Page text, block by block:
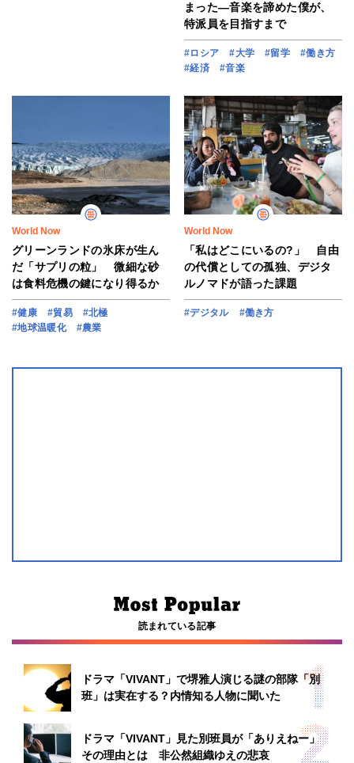
まった―音楽を諦めた僕が、
特派員を目指すまで
#ロシア #大学 #留学
#働き方
#経済
#音楽
World Now
グリーンランドの氷床が生ん
だ「サプリの粒」 微細な砂
は食料危機の鍵になり得るか
#健康 #貿易
#北極
#地球温暖化
#農業
World Now
「私はどこにいるの?」 自由
の代償としての孤独、デジタ
ルノマドが語った課題
#デジタル #働き方
読まれている記事
ドラマ「VIVANT」で堺雅人演じる謎の部隊「別
班」は実在する？内情知る人物に聞いた
ドラマ「VIVANT」見た別班員が「ありえねー」
その理由とは 非公然組織ゆえの悲哀